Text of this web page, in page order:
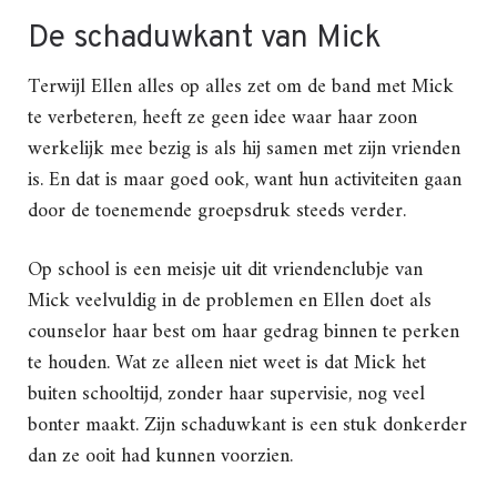
De schaduwkant van Mick
Terwijl Ellen alles op alles zet om de band met Mick
te verbeteren, heeft ze geen idee waar haar zoon
werkelijk mee bezig is als hij samen met zijn vrienden
is. En dat is maar goed ook, want hun activiteiten gaan
door de toenemende groepsdruk steeds verder.
Op school is een meisje uit dit vriendenclubje van
Mick veelvuldig in de problemen en Ellen doet als
counselor haar best om haar gedrag binnen te perken
te houden. Wat ze alleen niet weet is dat Mick het
buiten schooltijd, zonder haar supervisie, nog veel
bonter maakt. Zijn schaduwkant is een stuk donkerder
dan ze ooit had kunnen voorzien.